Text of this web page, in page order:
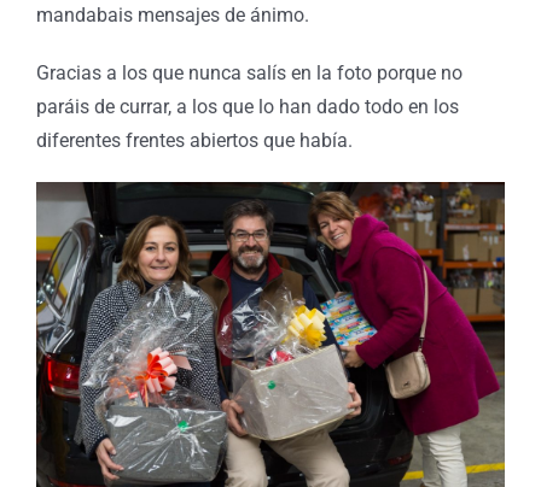
mandabais mensajes de ánimo.
Gracias a los que nunca salís en la foto porque no
paráis de currar, a los que lo han dado todo en los
diferentes frentes abiertos que había.